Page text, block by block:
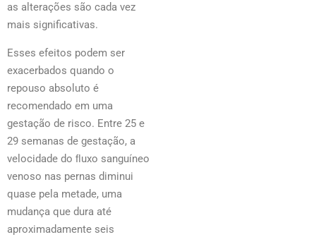
as alterações são cada vez
mais significativas.
Esses efeitos podem ser
exacerbados quando o
repouso absoluto é
recomendado em uma
gestação de risco. Entre 25 e
29 semanas de gestação, a
velocidade do ﬂuxo sanguíneo
venoso nas pernas diminui
quase pela metade, uma
mudança que dura até
aproximadamente seis